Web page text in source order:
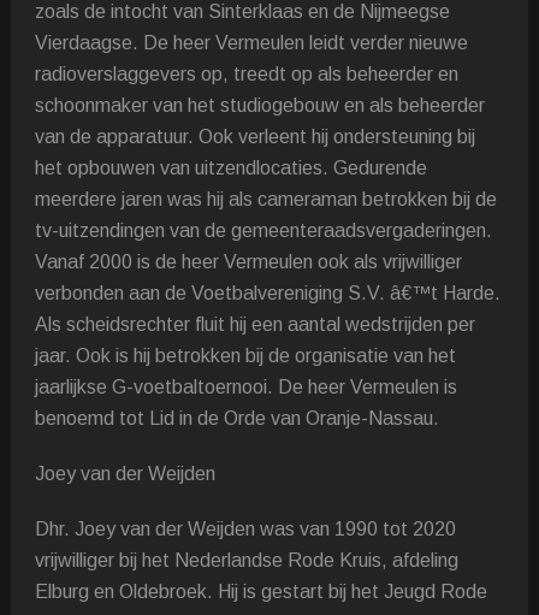
zoals de intocht van Sinterklaas en de Nijmeegse
Vierdaagse. De heer Vermeulen leidt verder nieuwe
radioverslaggevers op, treedt op als beheerder en
schoonmaker van het studiogebouw en als beheerder
van de apparatuur. Ook verleent hij ondersteuning bij
het opbouwen van uitzendlocaties. Gedurende
meerdere jaren was hij als cameraman betrokken bij de
tv-uitzendingen van de gemeenteraadsvergaderingen.
Vanaf 2000 is de heer Vermeulen ook als vrijwilliger
verbonden aan de Voetbalvereniging S.V. â€™t Harde.
Als scheidsrechter fluit hij een aantal wedstrijden per
jaar. Ook is hij betrokken bij de organisatie van het
jaarlijkse G-voetbaltoernooi. De heer Vermeulen is
benoemd tot Lid in de Orde van Oranje-Nassau.
Joey van der Weijden
Dhr. Joey van der Weijden was van 1990 tot 2020
vrijwilliger bij het Nederlandse Rode Kruis, afdeling
Elburg en Oldebroek. Hij is gestart bij het Jeugd Rode